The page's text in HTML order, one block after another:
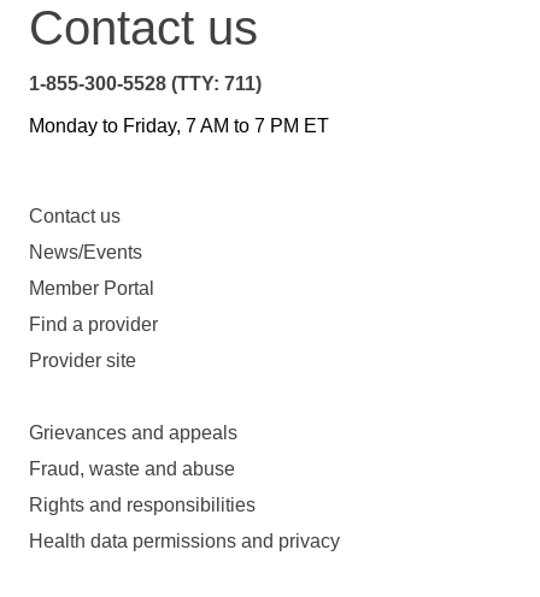
Contact us
1-855-300-5528 (TTY: 711)
Monday to Friday, 7 AM to 7 PM ET
Contact us
News/Events
Member Portal
Find a provider
Provider site
Grievances and appeals
Fraud, waste and abuse
Rights and responsibilities
Health data permissions and privacy